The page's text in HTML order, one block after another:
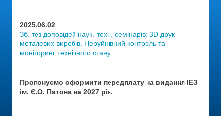
2025.06.02
Зб. тез доповідей наук.-техн. семінарів: 3D друк
металевих виробів. Неруйнівний контроль та
моніторинг технічного стану
Пропонуємо оформити передплату на видання ІЕЗ
ім. Є.О. Патона на 2027 рік.